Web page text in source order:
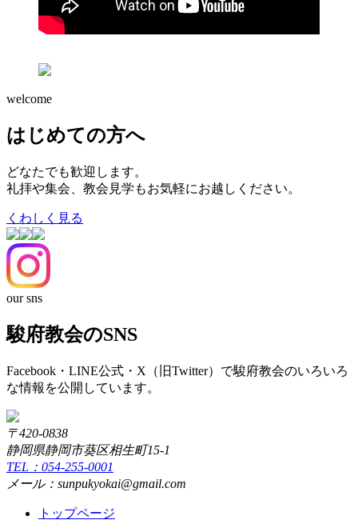
welcome
はじめての方へ
どなたでも歓迎します。
礼拝や集会、教会見学もお気軽にお越しください。
くわしく見る
our sns
駿府教会のSNS
Facebook・LINE公式・X（旧Twitter）で駿府教会のいろいろ
な情報を公開しています。
〒420-0838
静岡県静岡市葵区相生町15-1
TEL：054-255-0001
メール：sunpukyokai@gmail.com
トップページ